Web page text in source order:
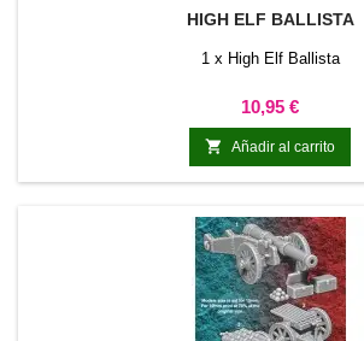
HIGH ELF BALLISTA
1 x High Elf Ballista
Precio
10,95 €
 Añadir al carrito